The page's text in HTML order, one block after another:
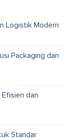
Logistik Modern
Packaging dan
dan
Standar